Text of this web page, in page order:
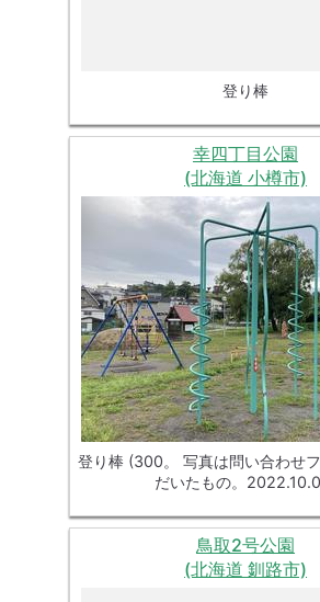
登り棒
幸四丁目公園
(北海道 小樽市)
登り棒 (300。 写真は問い合わせ
だいたもの。
鳥取2号公園
(北海道 釧路市)